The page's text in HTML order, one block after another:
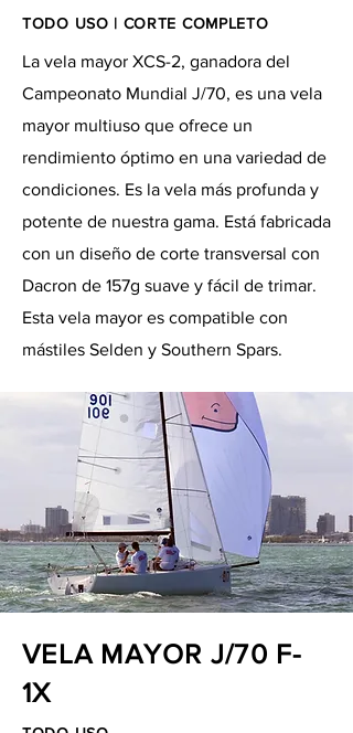
TODO USO | CORTE COMPLETO
La vela mayor XCS-2, ganadora del
Campeonato Mundial J/70, es una vela
mayor multiuso que ofrece un
rendimiento óptimo en una variedad de
condiciones. Es la vela más profunda y
potente de nuestra gama. Está fabricada
con un diseño de corte transversal con
Dacron de 157g suave y fácil de trimar.
Esta vela mayor es compatible con
mástiles Selden y Southern Spars.
VELA MAYOR J/70 F-
1X